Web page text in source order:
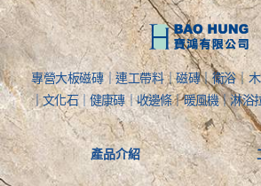
專營大板磁磚｜連工帶料｜磁磚｜衛浴｜
｜文化石｜健康磚｜收邊條｜暖風機｜淋浴
產品介紹